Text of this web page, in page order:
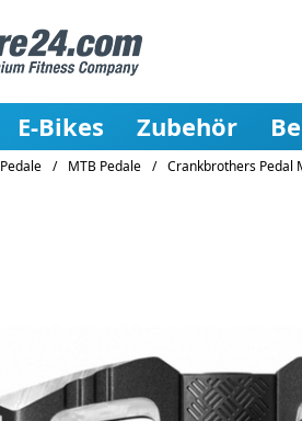
E-Bikes Zubehör
Pedale / MTB Pedale / Crankbrothers Pedal